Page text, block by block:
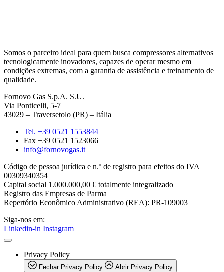
Somos o parceiro ideal para quem busca compressores alternativos
tecnologicamente inovadores, capazes de operar mesmo em
condições extremas, com a garantia de assistência e treinamento de
qualidade.
Fornovo Gas S.p.A. S.U.
Via Ponticelli, 5-7
43029 – Traversetolo (PR) – Itália
Tel. +39 0521 1553844
Fax +39 0521 1523066
info@fornovogas.it
Código de pessoa jurídica e n.º de registro para efeitos do IVA
00309340354
Capital social 1.000.000,00 € totalmente integralizado
Registro das Empresas de Parma
Repertório Econômico Administrativo (REA): PR-109003
Siga-nos em:
Linkedin-in Instagram
Privacy Policy
Fechar Privacy Policy Abrir Privacy Policy